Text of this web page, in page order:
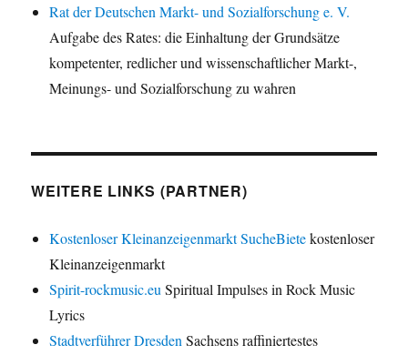
Rat der Deutschen Markt- und Sozialforschung e. V.
Aufgabe des Rates: die Einhaltung der Grundsätze
kompetenter, redlicher und wissenschaftlicher Markt-,
Meinungs- und Sozialforschung zu wahren
WEITERE LINKS (PARTNER)
Kostenloser Kleinanzeigenmarkt SucheBietekostenloser
Kleinanzeigenmarkt
Spirit-rockmusic.eu Spiritual Impulses in Rock Music
Lyrics
Stadtverführer Dresden Sachsens raffiniertestes